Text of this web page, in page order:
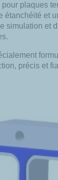
pour plaques
étanchéité et
simulation et
précis et